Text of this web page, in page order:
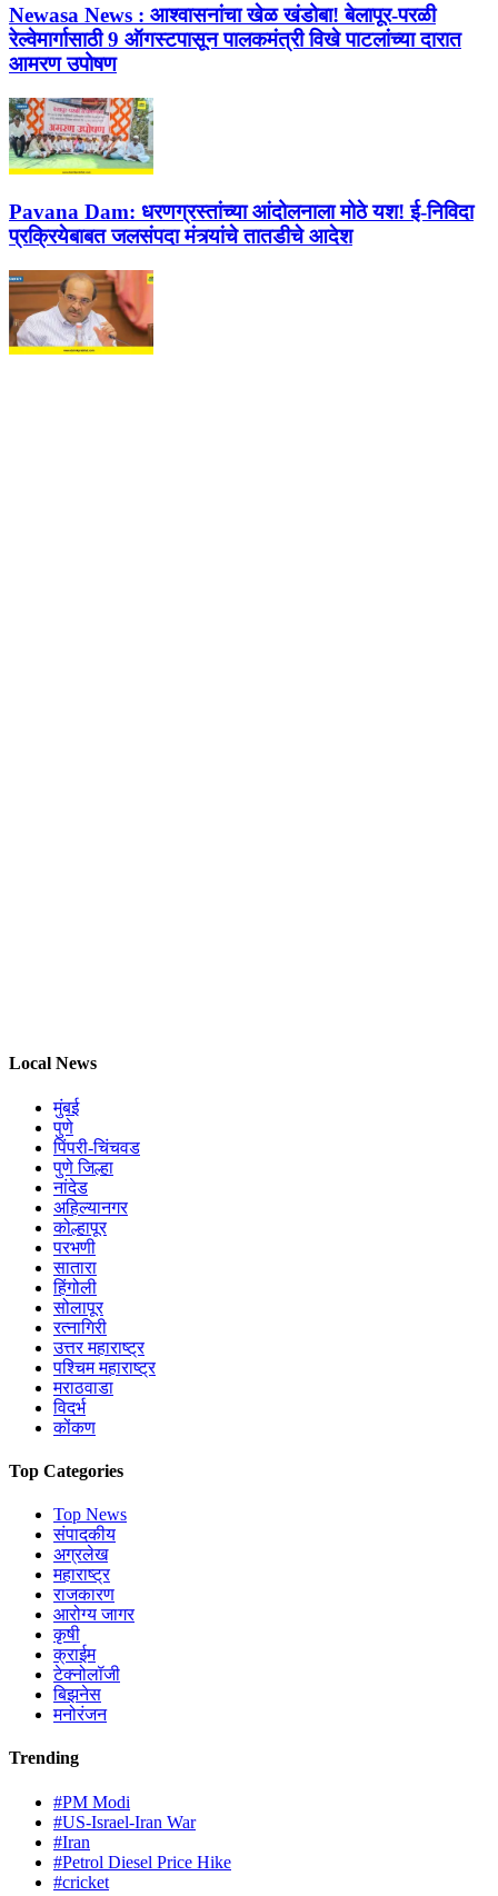
Newasa News : आश्वासनांचा खेळ खंडोबा! बेलापूर-परळी
रेल्वेमार्गासाठी 9 ऑगस्टपासून पालकमंत्री विखे पाटलांच्या दारात
आमरण उपोषण
Pavana Dam: धरणग्रस्तांच्या आंदोलनाला मोठे यश! ई-निविदा
प्रक्रियेबाबत जलसंपदा मंत्र्यांचे तातडीचे आदेश
Local News
मुंबई
पुणे
पिंपरी-चिंचवड
पुणे जिल्हा
नांदेड
अहिल्यानगर
कोल्हापूर
परभणी
सातारा
हिंगोली
सोलापूर
रत्नागिरी
उत्तर महाराष्ट्र
पश्चिम महाराष्ट्र
मराठवाडा
विदर्भ
कोंकण
Top Categories
Top News
संपादकीय
अग्रलेख
महाराष्ट्र
राजकारण
आरोग्य जागर
कृषी
क्राईम
टेक्नोलॉजी
बिझनेस
मनोरंजन
Trending
#PM Modi
#US-Israel-Iran War
#Iran
#Petrol Diesel Price Hike
#cricket